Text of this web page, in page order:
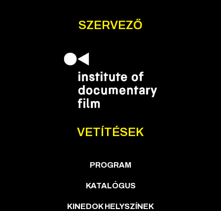
SZERVEZŐ
VETÍTÉSEK
PROGRAM
KATALÓGUS
KINEDOK HELYSZÍNEK